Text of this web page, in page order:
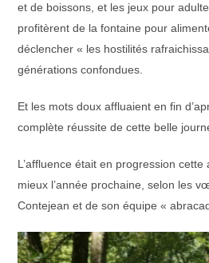
et de boissons, et les jeux pour
profitèrent de la fontaine pour
déclencher « les hostilités
générations confondues.
Et les mots doux affluaient en fin
complète réussite de cette belle
L’affluence était en progression
mieux l’année prochaine, selon les
Contejean et de son équipe «